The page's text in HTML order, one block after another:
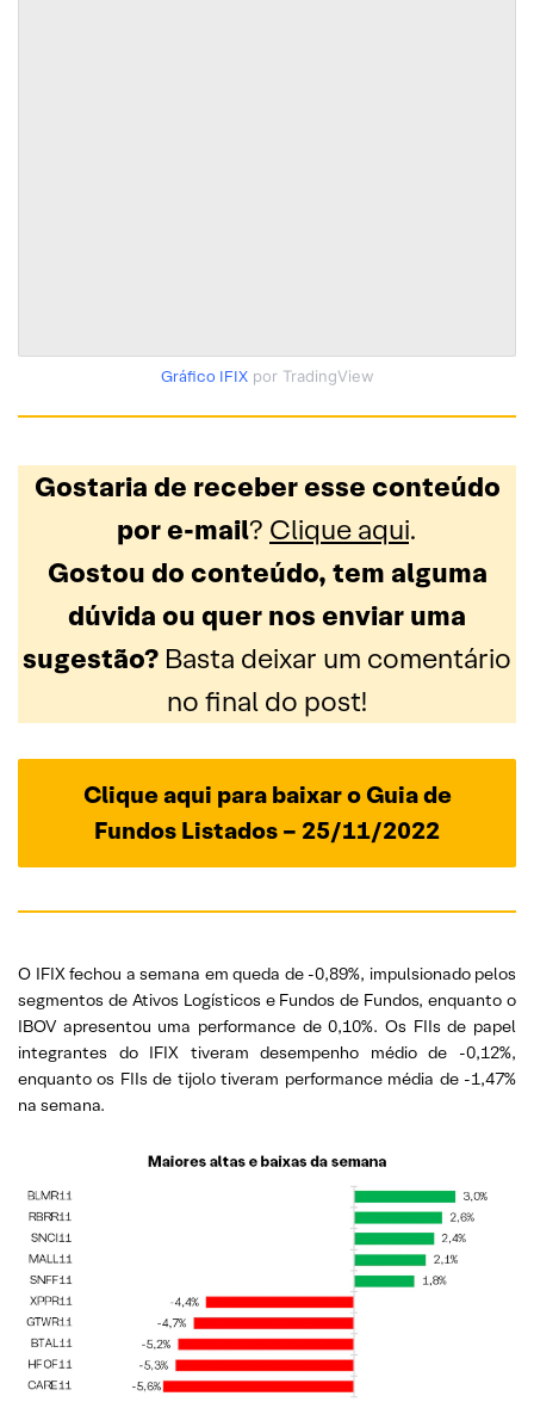
Gráfico IFIXpor TradingView
Gostaria de receber esse conteúdo
por e-mail? Clique aqui.
Gostou do conteúdo, tem alguma
dúvida ou quer nos enviar uma
sugestão? Basta deixar um comentário
no final do post!
Clique aqui para baixar o Guia de
Fundos Listados – 25/11/2022
O IFIX fechou a semana em queda de -0,89%, impulsionado pelos
segmentos de Ativos Logísticos e Fundos de Fundos, enquanto o
IBOV apresentou uma performance de 0,10%. Os FIIs de papel
integrantes do IFIX tiveram desempenho médio de -0,12%,
enquanto os FIIs de tijolo tiveram performance média de -1,47%
na semana.